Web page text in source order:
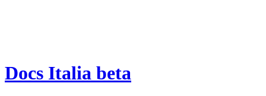
Docs Italia beta